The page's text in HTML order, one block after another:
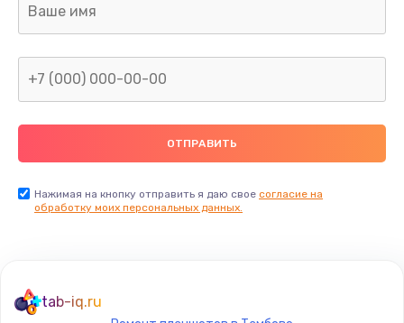
2000 руб.
Ремонт пищалок(твитеров)
900 руб.
Заказать
Нажимая на кнопку отправить я даю свое согласие на
обработку моих персональных данных.
tab-iq.ru